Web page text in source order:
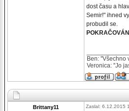
dost času a
Semir!" ihned
probudil se.
Ben: ''Všechno
Veronica: ''Jo
Brittany11 Zaslal: 6.12.2015